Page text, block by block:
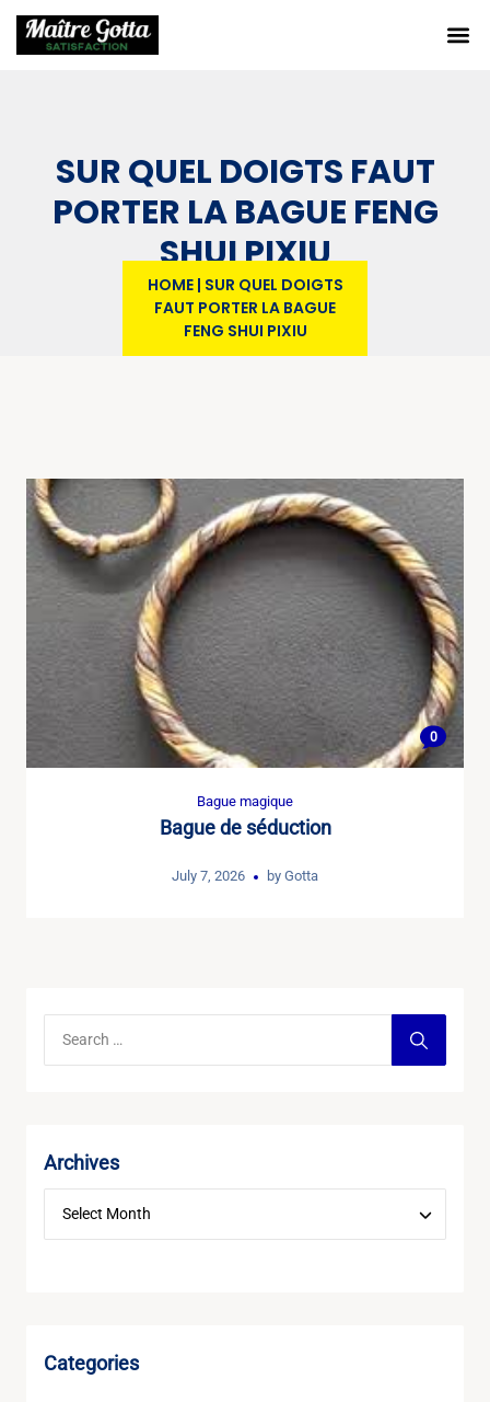
SUR QUEL DOIGTS FAUT
PORTER LA BAGUE FENG
SHUI PIXIU
HOME| SUR QUEL DOIGTS
FAUT PORTER LA BAGUE
FENG SHUI PIXIU
0
Bague magique
Bague de séduction
July 7, 2026 by Gotta
Archives
Categories